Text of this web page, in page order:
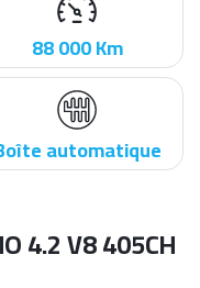
88 000 Km
automatique
4.2 V8 405CH